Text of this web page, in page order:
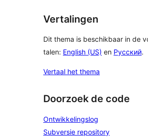
Vertalingen
Dit thema is beschikbaar in de
talen: English (US) en Русский.
Vertaal het thema
Doorzoek de code
Ontwikkelingslog
Subversie repository